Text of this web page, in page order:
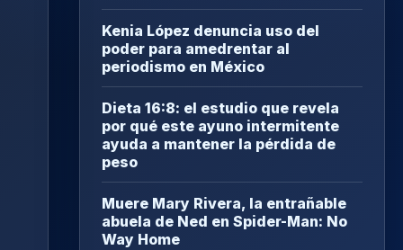
Kenia López denuncia uso del
poder para amedrentar al
periodismo en México
Dieta 16:8: el estudio que revela
por qué este ayuno intermitente
ayuda a mantener la pérdida de
peso
Muere Mary Rivera, la entrañable
abuela de Ned en Spider-Man: No
Way Home